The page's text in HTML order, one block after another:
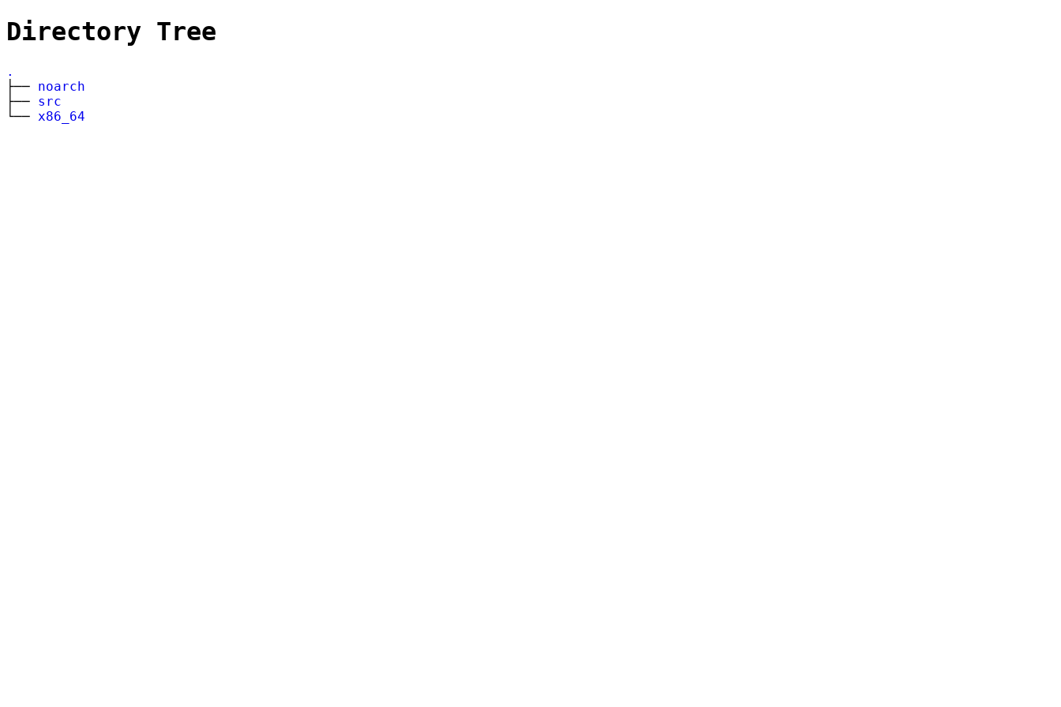
Directory Tree
.
├── noarch
├── src
└── x86_64